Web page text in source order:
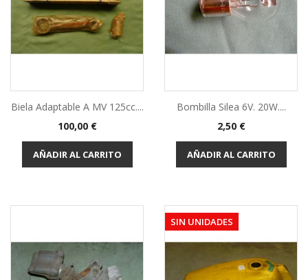
Biela Adaptable A MV 125cc....
Precio
100,00 €
AÑADIR AL CARRITO
Bombilla Silea 6V. 20W....
Precio
2,50 €
AÑADIR AL CARRITO
SIN UNIDADES